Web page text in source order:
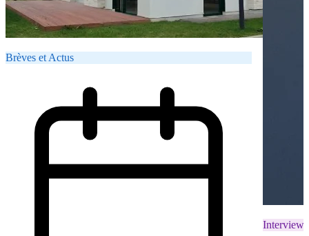
Brèves et Actus
Interviews